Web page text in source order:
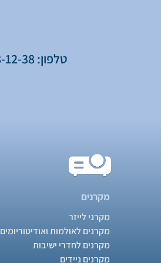
טלפון: 053-888-12-38
מקרנים
מקרני לייזר
מקרנים לאולמות ואודיטוריומים
מקרנים לחדרי ישיבות
מקרנים ניידים